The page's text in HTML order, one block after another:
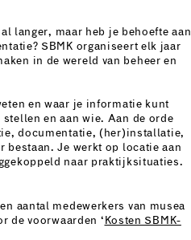
langer, maar heb je behoefte aan
SBMK organiseert elk jaar
in de wereld van beheer en
en waar je informatie kunt
en aan wie. Aan de orde
documentatie, (her)installatie,
bestaan. Je werkt op locatie aan
naar praktijksituaties.
aantal medewerkers van musea
de voorwaarden ‘ Kosten SBMK-